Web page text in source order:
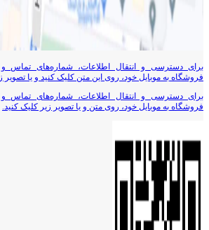
برای دسترسی و انتقال اطلاعات، شماره‌های تماس
فروشگاه به موبایل خود، روی این متن کلیک کنید و یا تصویر
برای دسترسی و انتقال اطلاعات، شماره‌های تماس
فروشگاه به موبایل خود، روی متن و یا تصویر زیر کلیک کنید.